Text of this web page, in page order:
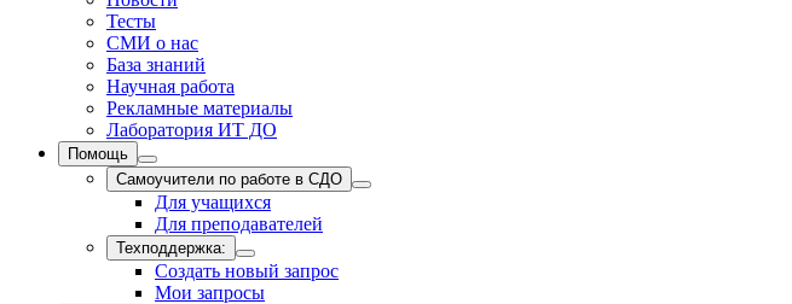
Тесты
СМИ о нас
База знаний
Научная работа
Рекламные материалы
Лаборатория ИТ ДО
Помощь
Самоучители по работе в СДО
Для учащихся
Для преподавателей
Техподдержка:
Создать новый запрос
Мои запросы